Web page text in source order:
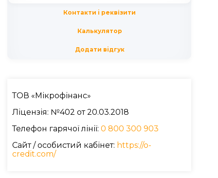
Контакти i реквізити
Калькулятор
Додати вiдгук
ТОВ «Мікрофінанс»
Ліцензія: №402 от 20.03.2018
Телефон гарячої лінії: 0 800 300 903
Сайт / особистий кабінет: https://o-
credit.com/